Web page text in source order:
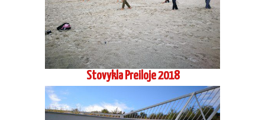
Stovykla Preiloje 2018